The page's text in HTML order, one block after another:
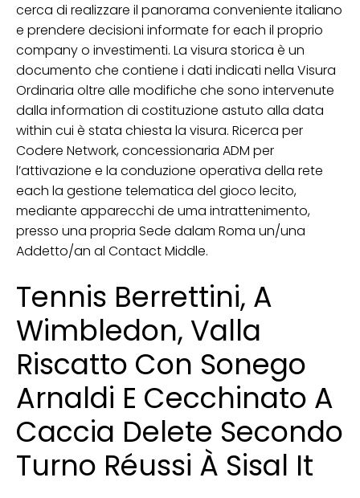
cerca di realizzare il panorama conveniente italiano
e prendere decisioni informate for each il proprio
company o investimenti. La visura storica è un
documento che contiene i dati indicati nella Visura
Ordinaria oltre alle modifiche che sono intervenute
dalla information di costituzione astuto alla data
within cui è stata chiesta la visura. Ricerca per
Codere Network, concessionaria ADM per
l’attivazione e la conduzione operativa della rete
each la gestione telematica del gioco lecito,
mediante apparecchi de uma intrattenimento,
presso una propria Sede dalam Roma un/una
Addetto/an al Contact Middle.
Tennis Berrettini, A
Wimbledon, Valla
Riscatto Con Sonego
Arnaldi E Cecchinato A
Caccia Delete Secondo
Turno Réussi À Sisal It